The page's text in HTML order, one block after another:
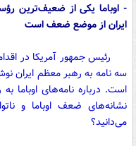
- اوباما یکی از ضعیف‌ترین
ایران از موضع ضعف است
رئیس جمهور آمریکا در
سه نامه به رهبر معظم ایران
است. درباره نامه‌های اوباما
نشانه‌های ضعف اوباما و
می‌دانید؟